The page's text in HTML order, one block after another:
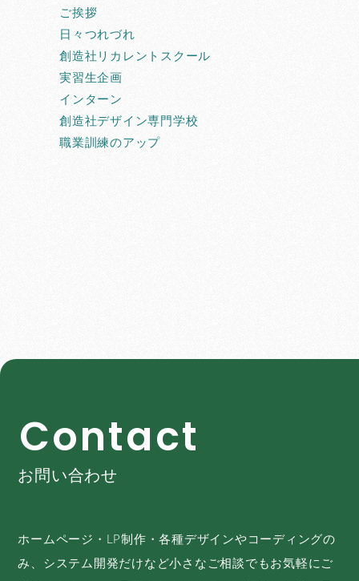
ご挨拶
日々つれづれ
創造社リカレントスクール
実習生企画
インターン
創造社デザイン専門学校
職業訓練のアップ
Contact
お問い合わせ
ホームページ・LP制作・各種デザインやコーディングの
み、システム開発だけなど小さなご相談でもお気軽にご